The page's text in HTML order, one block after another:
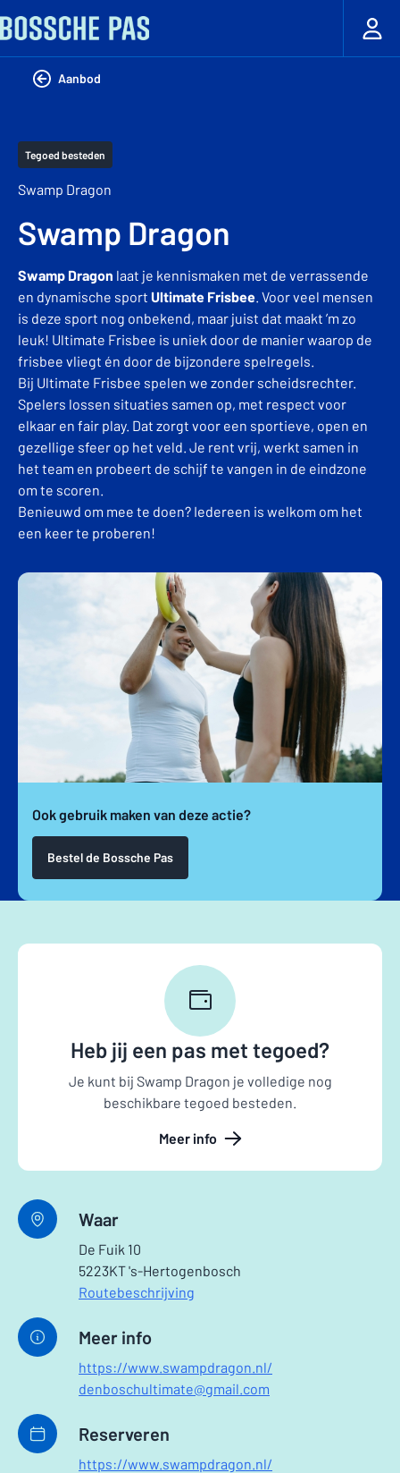
Aanbod
Tegoed besteden
Swamp Dragon
Swamp Dragon
Swamp Dragon laat je kennismaken met de verrassende
en dynamische sport Ultimate Frisbee. Voor veel mensen
is deze sport nog onbekend, maar juist dat maakt ’m zo
leuk! Ultimate Frisbee is uniek door de manier waarop de
frisbee vliegt én door de bijzondere spelregels.
Bij Ultimate Frisbee spelen we zonder scheidsrechter.
Spelers lossen situaties samen op, met respect voor
elkaar en fair play. Dat zorgt voor een sportieve, open en
gezellige sfeer op het veld. Je rent vrij, werkt samen in
het team en probeert de schijf te vangen in de eindzone
om te scoren.
Benieuwd om mee te doen? Iedereen is welkom om het
een keer te proberen!
Ook gebruik maken van deze actie?
Bestel de Bossche Pas
Heb jij een pas met tegoed?
Je kunt bij Swamp Dragon je volledige nog
beschikbare tegoed besteden.
Meer info
Waar
De Fuik 10
5223KT 's-Hertogenbosch
Routebeschrijving
Meer info
https://www.swampdragon.nl/
denboschultimate@gmail.com
Reserveren
https://www.swampdragon.nl/